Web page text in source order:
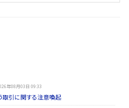
年08月03日 09:33
取引に関する注意喚起